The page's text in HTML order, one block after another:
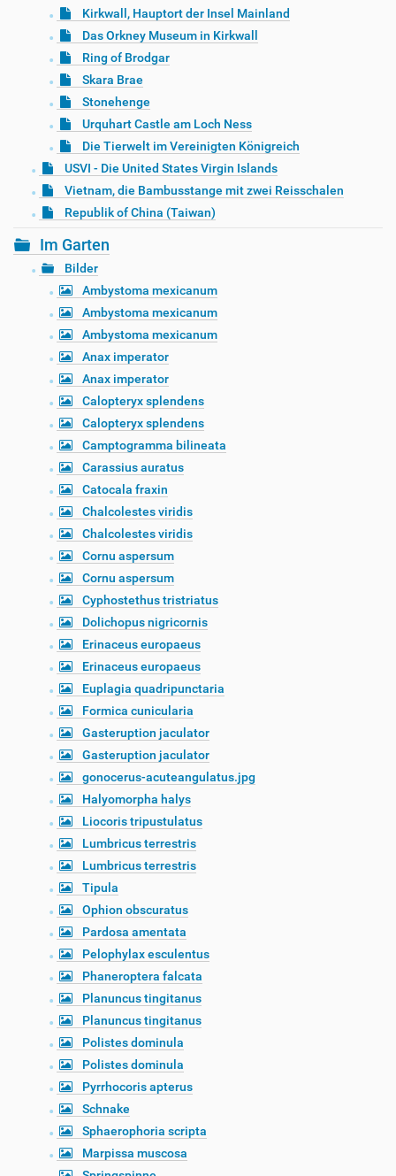
Kirkwall, Hauptort der Insel Mainland
Das Orkney Museum in Kirkwall
Ring of Brodgar
Skara Brae
Stonehenge
Urquhart Castle am Loch Ness
Die Tierwelt im Vereinigten Königreich
USVI - Die United States Virgin Islands
Vietnam, die Bambusstange mit zwei Reisschalen
Republik of China (Taiwan)
Im Garten
Bilder
Ambystoma mexicanum
Ambystoma mexicanum
Ambystoma mexicanum
Anax imperator
Anax imperator
Calopteryx splendens
Calopteryx splendens
Camptogramma bilineata
Carassius auratus
Catocala fraxin
Chalcolestes viridis
Chalcolestes viridis
Cornu aspersum
Cornu aspersum
Cyphostethus tristriatus
Dolichopus nigricornis
Erinaceus europaeus
Erinaceus europaeus
Euplagia quadripunctaria
Formica cunicularia
Gasteruption jaculator
Gasteruption jaculator
gonocerus-acuteangulatus.jpg
Halyomorpha halys
Liocoris tripustulatus
Lumbricus terrestris
Lumbricus terrestris
Tipula
Ophion obscuratus
Pardosa amentata
Pelophylax esculentus
Phaneroptera falcata
Planuncus tingitanus
Planuncus tingitanus
Polistes dominula
Polistes dominula
Pyrrhocoris apterus
Schnake
Sphaerophoria scripta
Marpissa muscosa